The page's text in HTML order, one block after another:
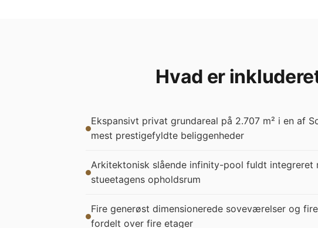
Hvad er
Ekspansivt privat grundareal på 2.707 m² i en af
mest prestigefyldte beliggenheder
Arkitektonisk slående infinity-pool fuldt integreret
stueetagens opholdsrum
Fire generøst dimensionerede soveværelser og
fordelt over fire etager